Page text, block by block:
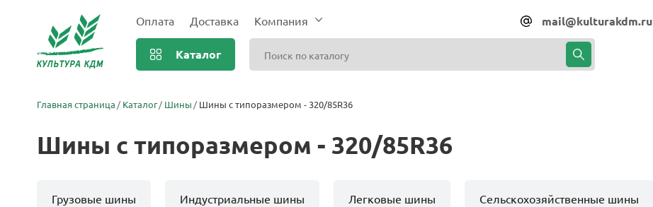
Оплата Доставка Компания mail@kulturakdm.ru
Каталог
Главная страница Каталог Шины Шины с типоразмером - 320/85R36
Шины с типоразмером - 320/85R36
Грузовые шины Индустриальные шины Легковые шины Сельскохозяйственные шины